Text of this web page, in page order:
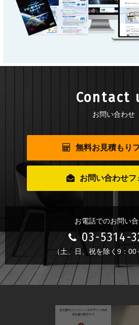
Contact
お問い合わせ
無料お見積もり
お問い合わせフ
お電話でのお問い
03-5314-
（土、日、祝を除く9：00